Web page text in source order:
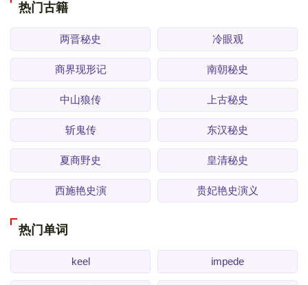
热门古籍
两晋秘史 冷眼观
商界现形记 南朝秘史
中山狼传 上古秘史
斩鬼传 东汉秘史
夏商野史 皇清秘史
西施艳史演 贵妃艳史演义
热门单词
keel impede